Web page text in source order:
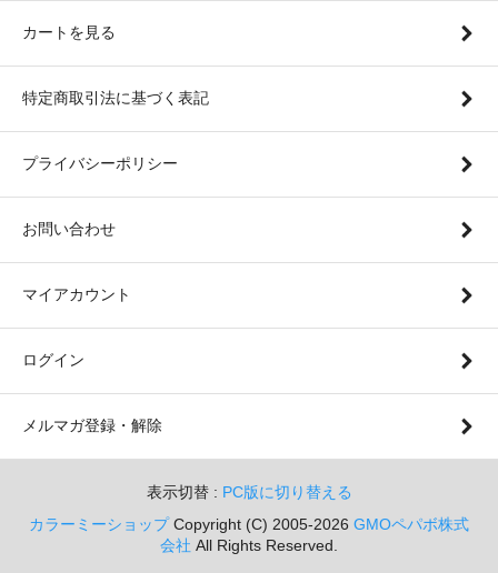
カートを見る
特定商取引法に基づく表記
プライバシーポリシー
お問い合わせ
マイアカウント
ログイン
メルマガ登録・解除
表示切替 : PC版に切り替える
カラーミーショップCopyright (C) 2005-2026 GMOペパボ株式
会社 All Rights Reserved.